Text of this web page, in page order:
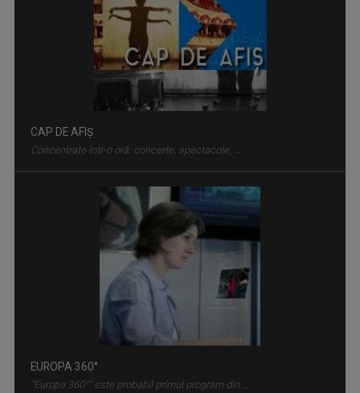
CAP DE AFIȘ
Concentrate într-o oră: concerte, spectacole, ...
EUROPA 360°
"Europa 360°" este probabil primul program din ...